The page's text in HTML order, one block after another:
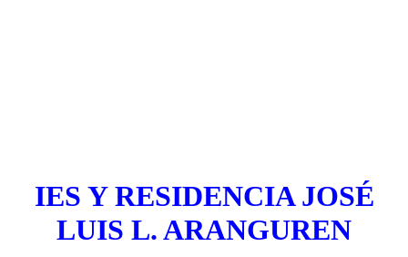
IES Y RESIDENCIA JOSÉ
LUIS L. ARANGUREN